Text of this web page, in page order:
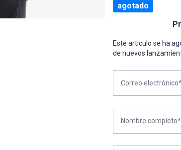
agotado
Este articulo se ha
de nuevos
Correo
Nombre completo*